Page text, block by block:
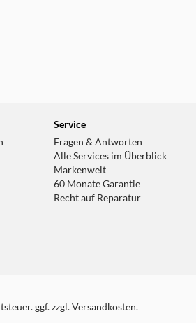
Service
Fragen & Antworten
Alle Services im Überblick
Markenwelt
60 Monate Garantie
Recht auf Reparatur
ggf. zzgl. Versandkosten.